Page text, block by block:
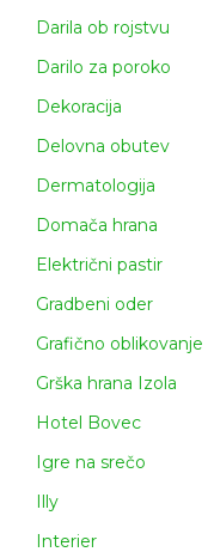
Darila ob rojstvu
Darilo za poroko
Dekoracija
Delovna obutev
Dermatologija
Domača hrana
Električni pastir
Gradbeni oder
Grafično oblikovanje
Grška hrana Izola
Hotel Bovec
Igre na srečo
Illy
Interier